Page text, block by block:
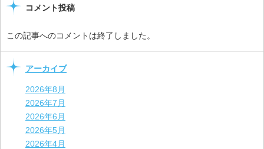
コメント投稿
この記事へのコメントは終了しました。
アーカイブ
2026年8月
2026年7月
2026年6月
2026年5月
2026年4月